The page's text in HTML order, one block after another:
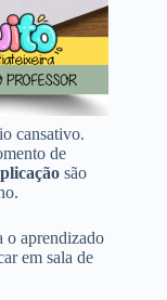
cansativo.
de
são
o aprendizado
em sala de